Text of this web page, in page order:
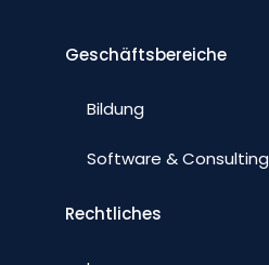
Geschäftsbereiche
Bildung
Software & Consulting
Rechtliches